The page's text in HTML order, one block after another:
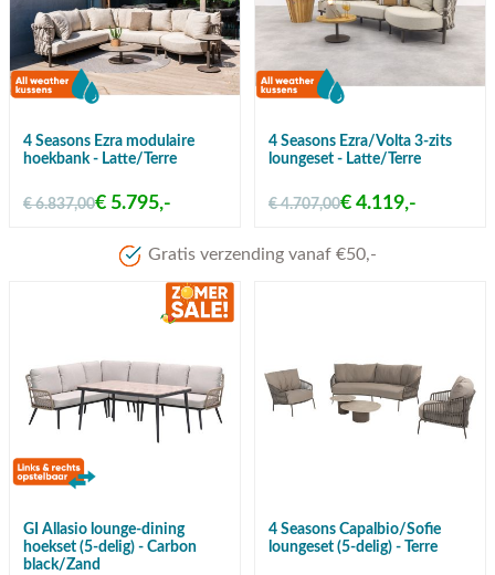
4 Seasons Ezra modulaire
hoekbank - Latte/Terre
€ 6.837,00€ 5.795,-
4 Seasons Ezra/Volta 3-zits
loungeset - Latte/Terre
€ 4.707,00€ 4.119,-
Meer dan 80 jaar ervaring
GI Allasio lounge-dining
hoekset (5-delig) - Carbon
black/Zand
4 Seasons Capalbio/Sofie
loungeset (5-delig) - Terre